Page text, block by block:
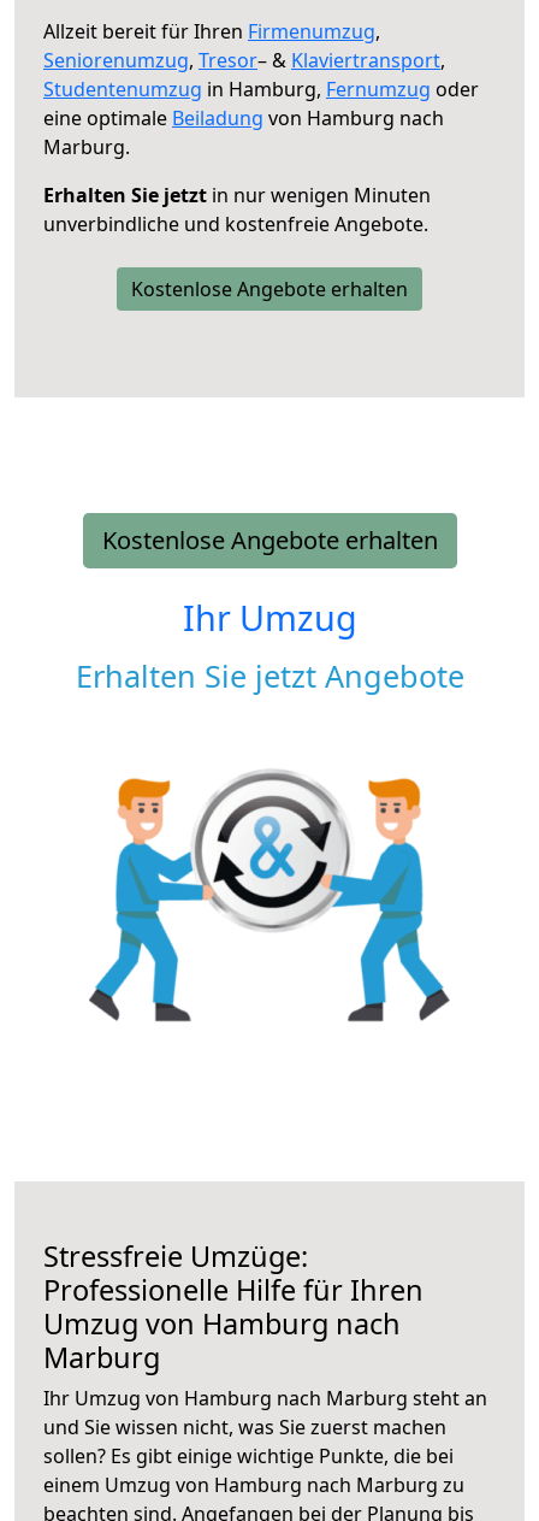
Allzeit bereit für Ihren Firmenumzug,
Seniorenumzug, Tresor– & Klaviertransport,
Studentenumzug in Hamburg, Fernumzug oder
eine optimale Beiladung von Hamburg nach
Marburg.
Erhalten Sie jetzt in nur wenigen Minuten
unverbindliche und kostenfreie Angebote.
Kostenlose Angebote erhalten
Kostenlose Angebote erhalten
Ihr Umzug
Erhalten Sie jetzt Angebote
Stressfreie Umzüge:
Professionelle Hilfe für Ihren
Umzug von Hamburg nach
Marburg
Ihr Umzug von Hamburg nach Marburg steht an
und Sie wissen nicht, was Sie zuerst machen
sollen? Es gibt einige wichtige Punkte, die bei
einem Umzug von Hamburg nach Marburg zu
beachten sind. Angefangen bei der Planung bis